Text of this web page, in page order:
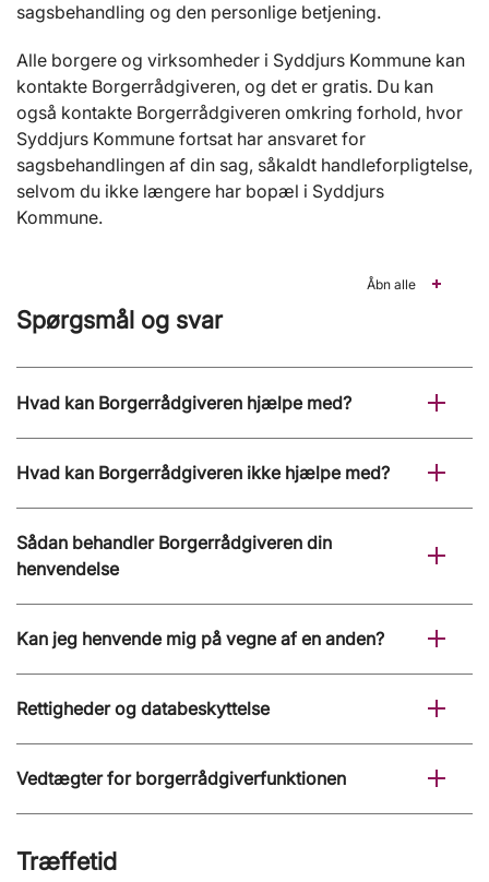
sagsbehandling og den personlige betjening.
Alle borgere og virksomheder i Syddjurs Kommune kan
kontakte Borgerrådgiveren, og det er gratis. Du kan
også kontakte Borgerrådgiveren omkring forhold, hvor
Syddjurs Kommune fortsat har ansvaret for
sagsbehandlingen af din sag, såkaldt handleforpligtelse,
selvom du ikke længere har bopæl i Syddjurs
Kommune.
Åbn alle
Spørgsmål og svar
Hvad kan Borgerrådgiveren hjælpe med?
Hvad kan Borgerrådgiveren ikke hjælpe med?
Sådan behandler Borgerrådgiveren din
henvendelse
Kan jeg henvende mig på vegne af en anden?
Rettigheder og databeskyttelse
Vedtægter for borgerrådgiverfunktionen
Træffetid